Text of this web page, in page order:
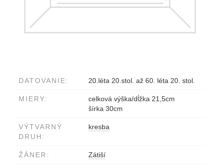
DATOVANIE: 20.léta 20.stol. až 60. léta 20. stol.
MIERY:
celková výška/dĺžka 21,5cm
šírka 30cm
VÝTVARNÝ
DRUH:
kresba
ŽÁNER: Zátiší